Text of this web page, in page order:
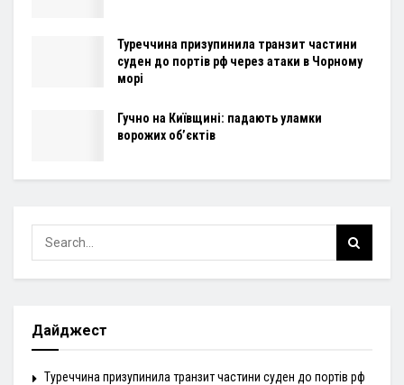
Туреччина призупинила транзит частини
суден до портів рф через атаки в Чорному
морі
Гучно на Київщині: падають уламки
ворожих об’єктів
Дайджест
Туреччина призупинила транзит частини суден до портів рф